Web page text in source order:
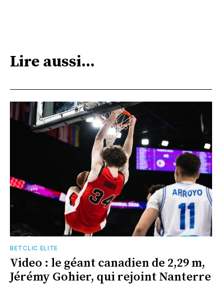
Lire aussi...
BETCLIC ELITE
Video : le géant canadien de 2,29 m,
Jérémy Gohier, qui rejoint Nanterre